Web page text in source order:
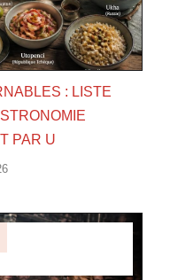
: LISTE
PAR U